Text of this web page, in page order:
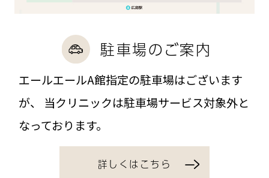
駐車場のご案内
エールエールA館指定の駐車場はございます
が、
当クリニックは駐車場サービス対象外と
なっております。
詳しくはこちら